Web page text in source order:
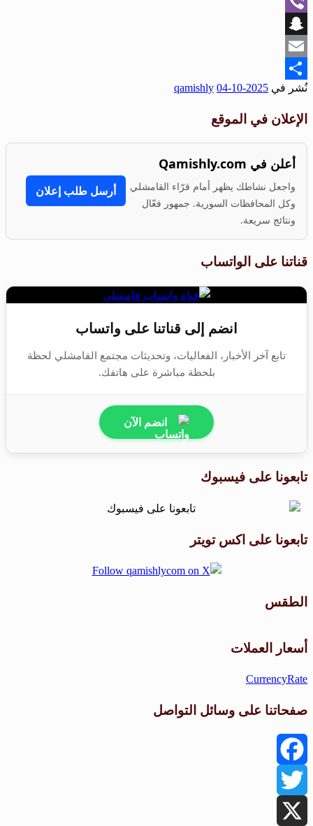
Viber
Snapchat
Email
Share
نُشر في 2025-10-04
qamishly
الإعلان في الموقع
أعلن في Qamishly.com
واجعل نشاطك يظهر أمام قرّاء القامشلي
وكل المحافظات السورية. جمهور فعّال
ونتائج سريعة.
أرسل طلب إعلان
قناتنا على الواتساب
انضم إلى قناتنا على واتساب
تابع آخر الأخبار، الفعاليات، وتحديثات مجتمع القامشلي لحظة
بلحظة مباشرة على هاتفك.
انضم الآن
تابعونا على فيسبوك
تابعونا على اكس تويتر
الطقس
أسعار العملات
CurrencyRate
صفحاتنا على وسائل التواصل
Facebook
Twitter